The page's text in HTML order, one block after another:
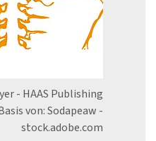
- HAAS Publishing
von: Sodapeaw -
stock.adobe.com